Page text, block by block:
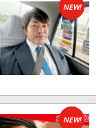
NEW!
NEW!